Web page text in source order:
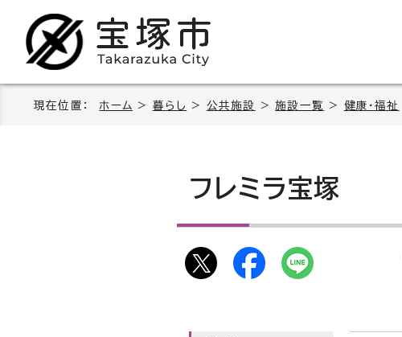
現在位置： ホーム > 暮らし > 公共施設 >施設一覧 > 健康・福祉
フレミラ宝塚